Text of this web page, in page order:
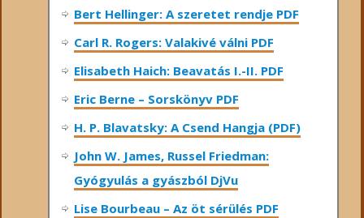
Bert Hellinger: A ​szeretet rendje PDF
Carl R. Rogers: Valakivé válni PDF
Elisabeth Haich: Beavatás I.-II. PDF
Eric Berne – Sorskönyv PDF
H. P. Blavatsky: A Csend Hangja (PDF)
John W. James, Russel Friedman:
Gyógyulás a gyászból DjVu
Lise Bourbeau – Az öt sérülés PDF